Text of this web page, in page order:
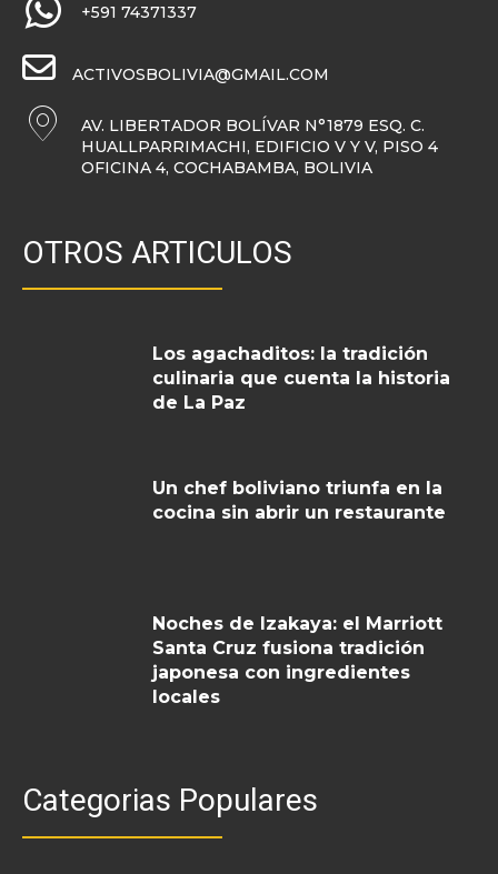
+591 74371337
ACTIVOSBOLIVIA@GMAIL.COM
AV. LIBERTADOR BOLÍVAR N°1879 ESQ. C.
HUALLPARRIMACHI, EDIFICIO V Y V, PISO 4
OFICINA 4, COCHABAMBA, BOLIVIA
OTROS ARTICULOS
Los agachaditos: la tradición
culinaria que cuenta la historia
de La Paz
Un chef boliviano triunfa en la
cocina sin abrir un restaurante
Noches de Izakaya: el Marriott
Santa Cruz fusiona tradición
japonesa con ingredientes
locales
Categorias Populares